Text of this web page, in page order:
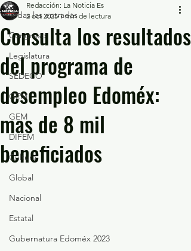
Todas las entradas
Congreso
Legislatura
SEDECO
GEM
GEM
DIFEM
Cultura
Global
Nacional
Estatal
Gubernatura Edoméx 2023
Consulta los resultados
del programa de
desempleo Edoméx:
mas de 8 mil
beneficiados
Redacción: La Noticia Es
2 oct 2025 1 min de lectura